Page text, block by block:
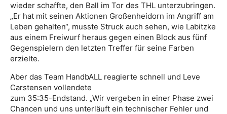
wieder schaffte, den Ball im Tor des THL unterzubringen.
„Er hat mit seinen Aktionen Großenheidorn im Angriff am
Leben gehalten“, musste Struck auch sehen, wie Labitzke
aus einem Freiwurf heraus gegen einen Block aus fünf
Gegenspielern den letzten Treffer für seine Farben
erzielte.
Aber das Team HandbALL reagierte schnell und Leve
Carstensen vollendete
zum 35:35-Endstand. „Wir vergeben in einer Phase zwei
Chancen und uns unterläuft ein technischer Fehler und